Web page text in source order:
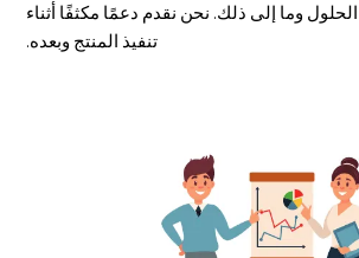
وما إلى ذلك. نحن نقدم دعمًا مكثفًا أثناء
تنفيذ المنتج وبعده.